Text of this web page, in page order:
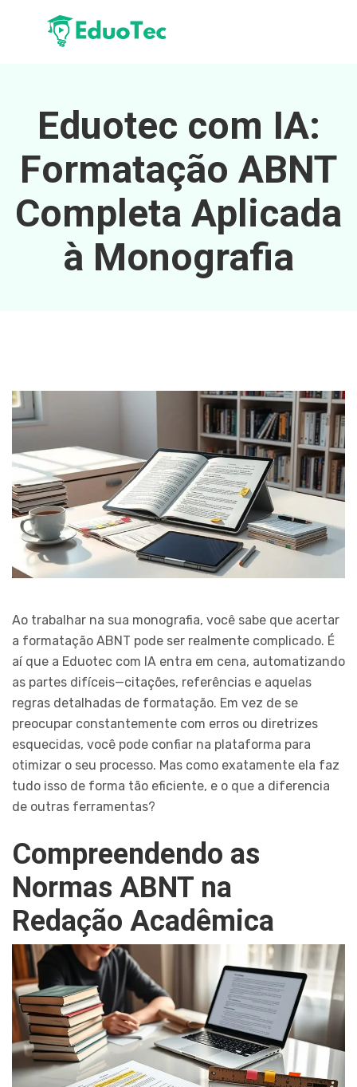
Eduotec com IA:
Formatação ABNT
Completa Aplicada
à Monografia
Ao trabalhar na sua monografia, você sabe que acertar
a formatação ABNT pode ser realmente complicado. É
aí que a Eduotec com IA entra em cena, automatizando
as partes difíceis—citações, referências e aquelas
regras detalhadas de formatação. Em vez de se
preocupar constantemente com erros ou diretrizes
esquecidas, você pode confiar na plataforma para
otimizar o seu processo. Mas como exatamente ela faz
tudo isso de forma tão eficiente, e o que a diferencia
de outras ferramentas?
Compreendendo as
Normas ABNT na
Redação Acadêmica